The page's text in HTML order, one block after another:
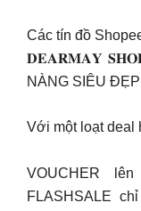
Các tín đồ
𝐃𝐄𝐀𝐑𝐌𝐀𝐘
NÀNG SIÊU ĐẸP
Với một loạt deal
VOUCHER
FLASHSALE